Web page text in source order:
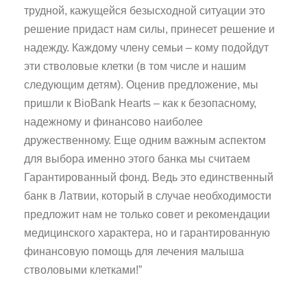
трудной, кажущейся безысходной ситуации это
решение придаст нам силы, принесет решение и
надежду. Каждому члену семьи – кому подойдут
эти стволовые клетки (в том числе и нашим
следующим детям). Оценив предложение, мы
пришли к BioBank Hearts – как к безопасному,
надежному и финансово наиболее
дружественному. Еще одним важным аспектом
для выбора именно этого банка мы считаем
Гарантированный фонд. Ведь это единственный
банк в Латвии, который в случае необходимости
предложит нам не только совет и рекомендации
медицинского характера, но и гарантированную
финансовую помощь для лечения малыша
стволовыми клетками!”